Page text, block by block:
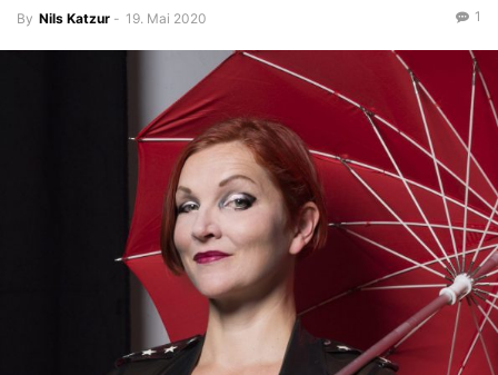
By Nils Katzur - 19. Mai 2020 1